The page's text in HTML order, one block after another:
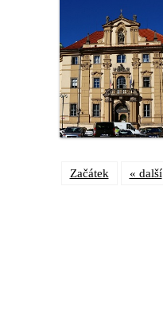
Začátek « další